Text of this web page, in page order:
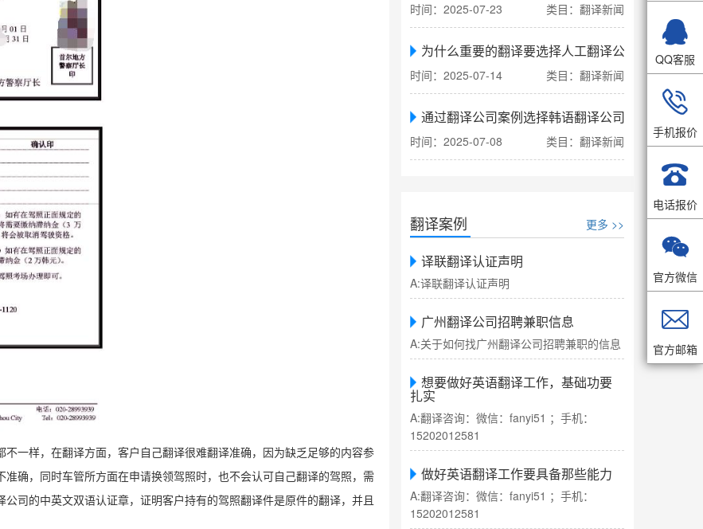
一样，在翻译方面，客户自己翻译很难翻译准确，因为缺乏足够的内容参
确，同时车管所方面在申请换领驾照时，也不会认可自己翻译的驾照，需
司的中英文双语认证章，证明客户持有的驾照翻译件是原件的翻译，并且
时间：2025-07-23 类目：翻译新闻
为什么重要的翻译要选择人工翻译公司
时间：2025-07-14 类目：翻译新闻
通过翻译公司案例选择韩语翻译公司
时间：2025-07-08 类目：翻译新闻
翻译案例 更多 >>
译联翻译认证声明
A:译联翻译认证声明
广州翻译公司招聘兼职信息
A:关于如何找广州翻译公司招聘兼职的信息
想要做好英语翻译工作，基础功要
扎实
A:翻译咨询：微信：fanyi51 ；手机：
15202012581
做好英语翻译工作要具备那些能力
A:翻译咨询：微信：fanyi51 ；手机：
15202012581

QQ客服

手机报价

电话报价

官方微信

官方邮箱